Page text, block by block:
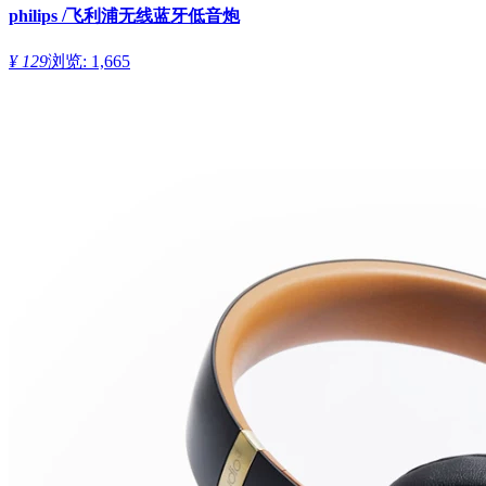
philips /飞利浦无线蓝牙低音炮
¥ 129浏览: 1,665